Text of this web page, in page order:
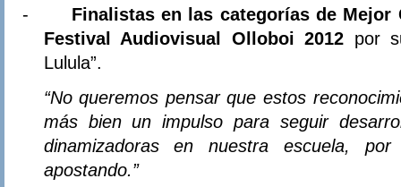
-
Finalistas en las categorías de
Festival Audiovisual Olloboi 2012 por
Lulula”.
“No queremos pensar que estos
más bien un impulso para seguir
dinamizadoras en nuestra escuela,
apostando.”